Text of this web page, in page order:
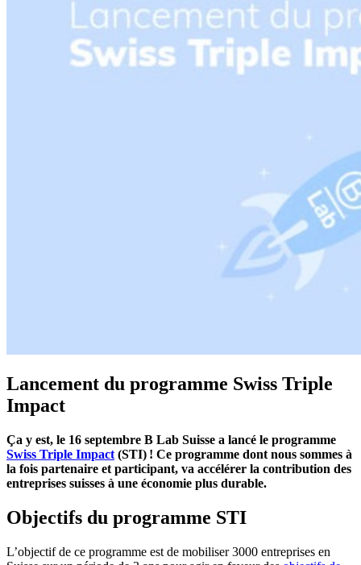
Lancement du programme Swiss Triple
Impact
Ça y est, le 16 septembre B Lab Suisse a lancé le programme
Swiss Triple Impact (STI) ! Ce programme dont nous sommes à
la fois partenaire et participant, va accélérer la contribution des
entreprises suisses à une économie plus durable.
Objectifs du programme STI
L’objectif de ce programme est de mobiliser 3000 entreprises en